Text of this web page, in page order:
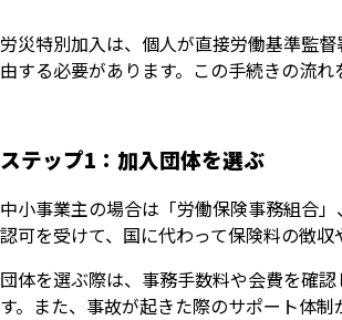
労災特別加入は、個人が直接労働基準監
由する必要があります。この手続きの流
ステップ1：加入団体を選ぶ
中小事業主の場合は「労働保険事務組合
認可を受けて、国に代わって保険料の徴
団体を選ぶ際は、事務手数料や会費を確
す。また、事故が起きた際のサポート体